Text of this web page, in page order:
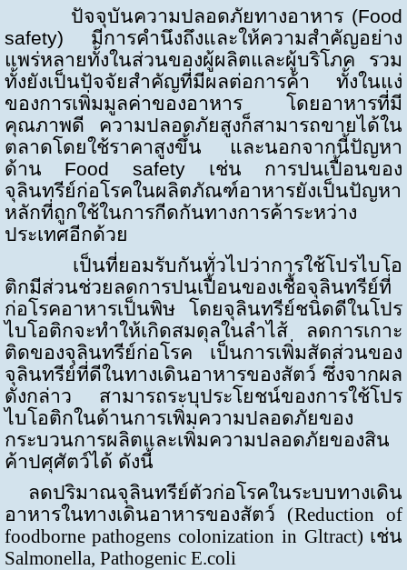
ปัจจุบันความปลอดภัยทางอาหาร (Food
safety) มีการคำนึงถึงและให้ความสำคัญอย่าง
แพร่หลายทั้งในส่วนของผู้ผลิตและผู้บริโภค รวม
ทั้งยังเป็นปัจจัยสำคัญที่มีผลต่อการค้า ทั้งในแง่
ของการเพิ่มมูลค่าของอาหาร โดยอาหารที่มี
คุณภาพดี ความปลอดภัยสูงก็สามารถขายได้ใน
ตลาดโดยใช้ราคาสูงขึ้น และนอกจากนี้ปัญหา
ด้าน Food safety เช่น การปนเปื้อนของ
จุลินทรีย์ก่อโรคในผลิตภัณฑ์อาหารยังเป็นปัญหา
หลักที่ถูกใช้ในการกีดกันทางการค้าระหว่าง
ประเทศอีกด้วย
เป็นที่ยอมรับกันทั่วไปว่าการใช้โปรไบโอ
ติกมีส่วนช่วยลดการปนเปื้อนของเชื้อจุลินทรีย์ที่
ก่อโรคอาหารเป็นพิษ โดยจุลินทรีย์ชนิดดีในโปร
ไบโอติกจะทำให้เกิดสมดุลในลำไส้ ลดการเกาะ
ติดของจุลินทรีย์ก่อโรค เป็นการเพิ่มสัดส่วนของ
จุลินทรีย์ที่ดีในทางเดินอาหารของสัตว์ ซึ่งจากผล
ดังกล่าว สามารถระบุประโยชน์ของการใช้โปร
ไบโอติกในด้านการเพิ่มความปลอดภัยของ
กระบวนการผลิตและเพิ่มความปลอดภัยของสิน
ค้าปศุศัตว์ได้ ดังนี้
ลดปริมาณจุลินทรีย์ตัวก่อโรคในระบบทางเดิน
อาหารในทางเดินอาหารของสัตว์ (Reduction of
foodborne pathogens colonization in Gltract) เช่น
Salmonella, Pathogenic E.coli